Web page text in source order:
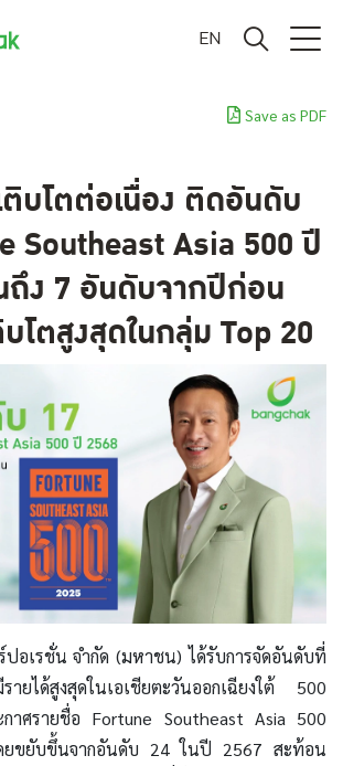
EN
Save as PDF
ติบโตต่อเนื่อง ติดอันดับ
Southeast Asia 500 ปี
ถึง 7 อันดับจากปีก่อน
โตสูงสุดในกลุ่ม Top 20
อเรชั่น จำกัด (มหาชน) ได้รับการจัดอันดับที่
ยได้สูงสุดในเอเชียตะวันออกเฉียงใต้ 500
าศรายชื่อ Fortune Southeast Asia 500
ยขยับขึ้นจากอันดับ 24 ในปี 2567 สะท้อน